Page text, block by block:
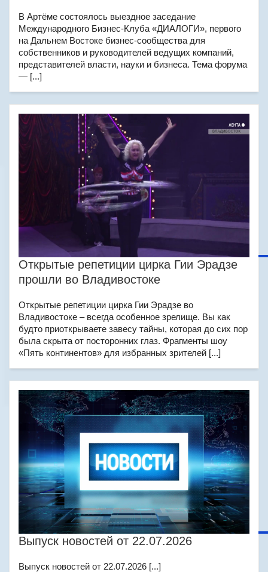
В Артёме состоялось выездное заседание
Международного Бизнес-Клуба «ДИАЛОГИ», первого
на Дальнем Востоке бизнес-сообщества для
собственников и руководителей ведущих компаний,
представителей власти, науки и бизнеса. Тема форума
— [...]
Открытые репетиции цирка Гии Эрадзе
прошли во Владивостоке
Открытые репетиции цирка Гии Эрадзе во
Владивостоке – всегда особенное зрелище. Вы как
будто приоткрываете завесу тайны, которая до сих пор
была скрыта от посторонних глаз. Фрагменты шоу
«Пять континентов» для избранных зрителей [...]
Выпуск новостей от 22.07.2026
Выпуск новостей от 22.07.2026 [...]